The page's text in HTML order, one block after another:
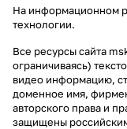
На информационном
технологии.
Все ресурсы сайта
ограничиваясь)
видео информацию,
доменное имя,
авторского права и
защищены